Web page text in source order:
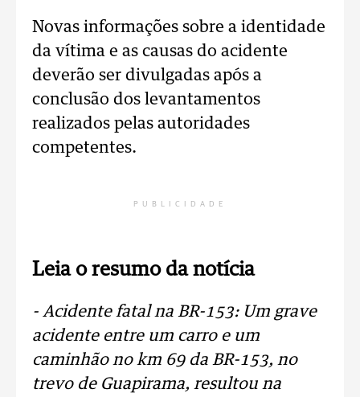
Novas informações sobre a identidade
da vítima e as causas do acidente
deverão ser divulgadas após a
conclusão dos levantamentos
realizados pelas autoridades
competentes.
PUBLICIDADE
Leia o resumo da notícia
- Acidente fatal na BR-153: Um grave
acidente entre um carro e um
caminhão no km 69 da BR-153, no
trevo de Guapirama, resultou na